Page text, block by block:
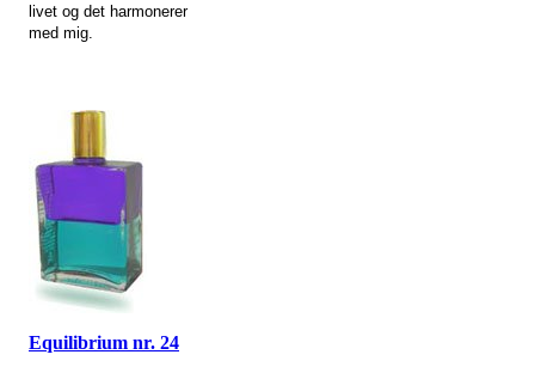
livet og det harmonerer
med mig.
Equilibrium nr. 24